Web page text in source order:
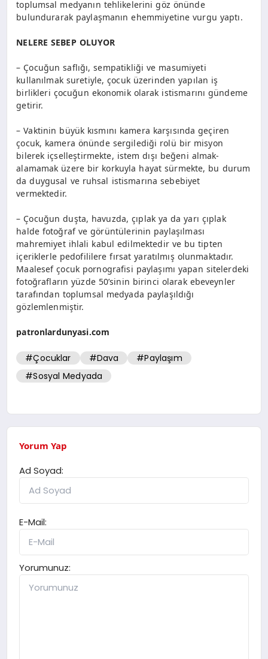
toplumsal medyanın tehlikelerini göz önünde
bulundurarak paylaşmanın ehemmiyetine vurgu yaptı.
NELERE SEBEP OLUYOR
– Çocuğun saflığı, sempatikliği ve masumiyeti
kullanılmak suretiyle, çocuk üzerinden yapılan iş
birlikleri çocuğun ekonomik olarak istismarını gündeme
getirir.
– Vaktinin büyük kısmını kamera karşısında geçiren
çocuk, kamera önünde sergilediği rolü bir misyon
bilerek içselleştirmekte, istem dışı beğeni almak-
alamamak üzere bir korkuyla hayat sürmekte, bu durum
da duygusal ve ruhsal istismarına sebebiyet
vermektedir.
– Çocuğun duşta, havuzda, çıplak ya da yarı çıplak
halde fotoğraf ve görüntülerinin paylaşılması
mahremiyet ihlali kabul edilmektedir ve bu tipten
içeriklerle pedofililere fırsat yaratılmış olunmaktadır.
Maalesef çocuk pornografisi paylaşımı yapan sitelerdeki
fotoğrafların yüzde 50’sinin birinci olarak ebeveynler
tarafından toplumsal medyada paylaşıldığı
gözlemlenmiştir.
patronlardunyasi.com
#Çocuklar #Dava
#Paylaşım
#Sosyal Medyada
Yorum Yap
Ad Soyad:
E-Mail:
Yorumunuz: